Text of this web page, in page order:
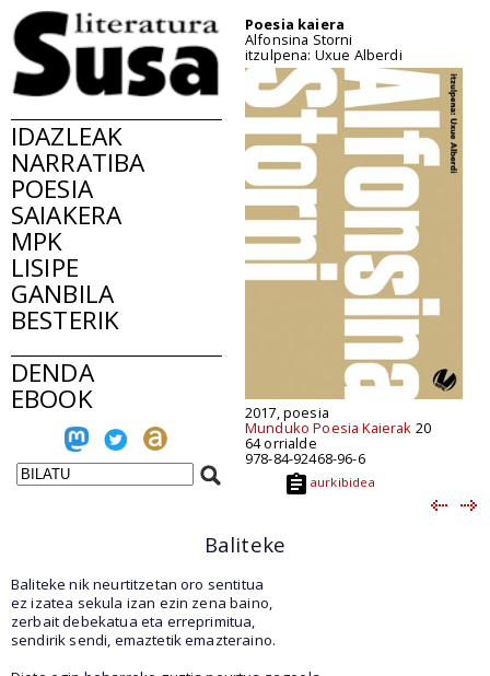
IDAZLEAK
NARRATIBA
POESIA
SAIAKERA
MPK
LISIPE
GANBILA
BESTERIK
DENDA
EBOOK
Poesia kaiera
Alfonsina Storni
itzulpena: Uxue Alberdi
2017, poesia
Munduko Poesia Kaierak 20
64 orrialde
978-84-92468-96-6
aurkibidea
Baliteke
Baliteke nik neurtitzetan oro sentitua
ez izatea sekula izan ezin zena baino,
zerbait debekatua eta erreprimitua,
sendirik sendi, emaztetik emazteraino.